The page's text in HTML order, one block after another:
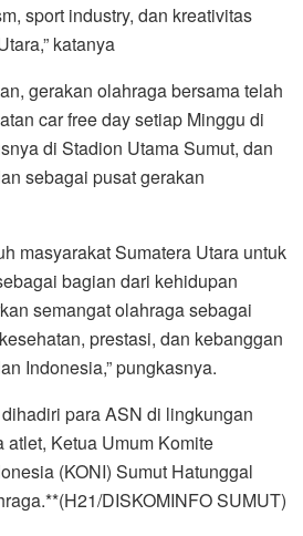
sport industry, dan kreativitas
katanya
gerakan olahraga bersama telah
car free day setiap Minggu di
di Stadion Utama Sumut, dan
sebagai pusat gerakan
masyarakat Sumatera Utara untuk
bagian dari kehidupan
semangat olahraga sebagai
prestasi, dan kebanggan
Indonesia,” pungkasnya.
para ASN di lingkungan
atlet, Ketua Umum Komite
(KONI) Sumut Hatunggal
DISKOMINFO SUMUT)